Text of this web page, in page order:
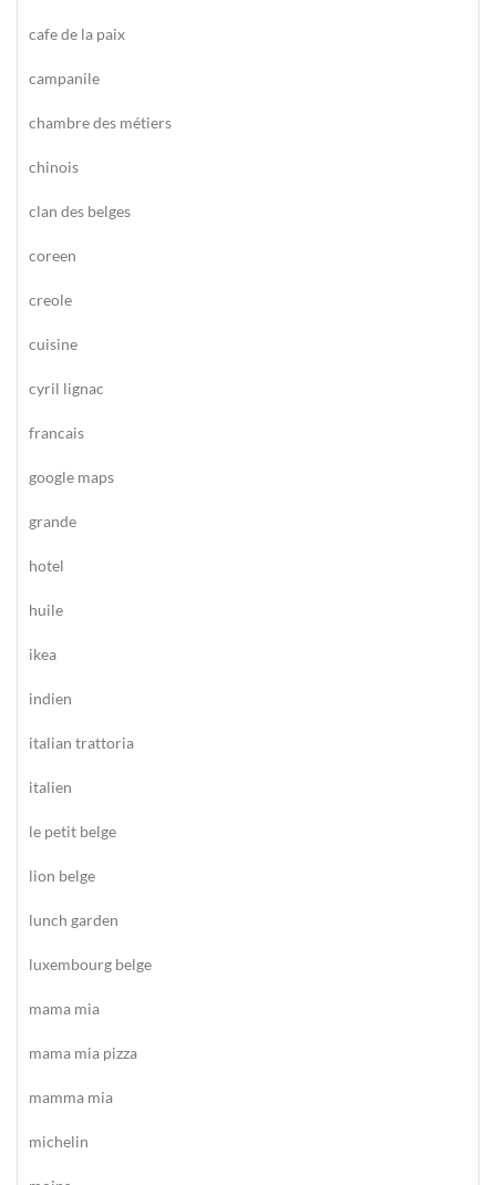
cafe de la paix
campanile
chambre des métiers
chinois
clan des belges
coreen
creole
cuisine
cyril lignac
francais
google maps
grande
hotel
huile
ikea
indien
italian trattoria
italien
le petit belge
lion belge
lunch garden
luxembourg belge
mama mia
mama mia pizza
mamma mia
michelin